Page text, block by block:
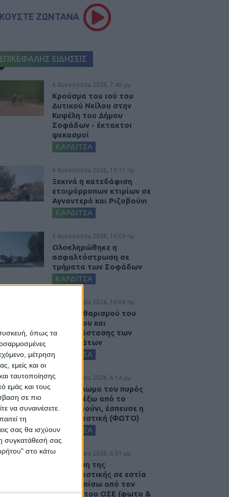
όπως τα
μέτρηση
εμείς και οι
ταυτοποίησης
εμάς και τους
σε πιο
να συναινέσετε.
τη
σας θα ισχύουν
συγκατάθεσή σας
στο κάτω
ΖΩΝΤΑΝΑ
ΕΠΙΚΕΦΑΛΗΣ ΕΙΔΗΣΕΙΣ
6 Αυγούστου 2026, 7:48 μμ
Κρούσμα του ιού του
Δυτικού Νείλου στην
Κυψέλη του Δήμου
Σοφάδων - έκτακτοι
ψεκασμοί
ΚΑΡΔΙΤΣΑ
6 Αυγούστου 2026, 10:11 πμ
Ξεκινά η κατεδάφιση
ετοιμόρροπων κτιρίων σε
Αγναντερό και Ριζοβούνι
ΚΑΡΔΙΤΣΑ
6 Αυγούστου 2026, 10:09 πμ
Ολοκληρώθηκε η
ασφαλτόστρωση σε
τμήματα των Σοφάδων
ΚΑΡΔΙΤΣΑ
6 Αυγούστου 2026, 10:06 πμ
Έργο καθαρισμού του
Ρογόζινου και
αποκατάστασης των
αναχωμάτων
ΚΑΡΔΙΤΣΑ
5 Αυγούστου 2026, 6:14 μμ
Παρανάλωμα του πυρός
έγινε ΙΧ έξω από το
Μορφοβούνι, έσπευσε η
Πυροσβεστική (ΦΩΤΟ)
ΚΑΡΔΙΤΣΑ
5 Αυγούστου 2026, 6:01 μμ
Επέμβαση της
Πυροσβεστικής σε εστία
φωτιάς πίσω από τον
σταθμό του ΟΣΕ (φωτο &